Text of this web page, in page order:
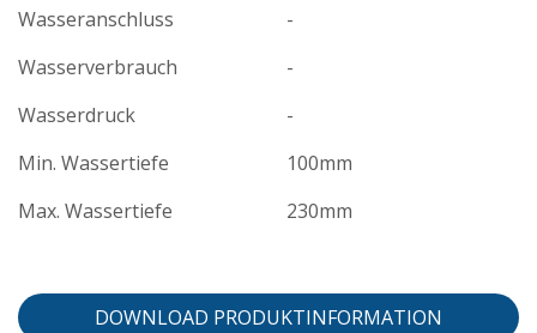
Wasseranschluss
-
Wasserverbrauch
-
Wasserdruck
-
Min. Wassertiefe
100mm
Max. Wassertiefe
230mm
DOWNLOAD PRODUKTINFORMATION